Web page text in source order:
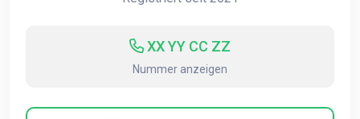
XX YY CC ZZ
Nummer anzeigen